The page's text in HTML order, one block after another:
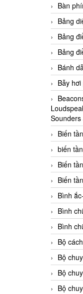
Bàn
Bảng
Bảng
Bảng
Bánh
Bẫy
Biến tần
biến tần
Biến tần
Biến tần
Bình
Bình
Bình
Bộ
Bộ
Bộ
Bộ